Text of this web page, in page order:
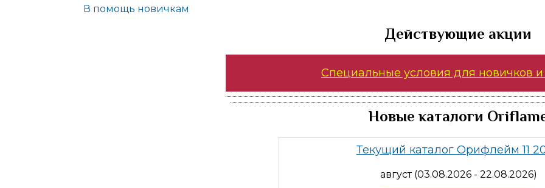
В помощь новичкам
Действующие акции
Специальные условия для новичков
Новые каталоги
Текущий каталог Орифлейм 11
август (03.08.2026 - 22.08.2026)